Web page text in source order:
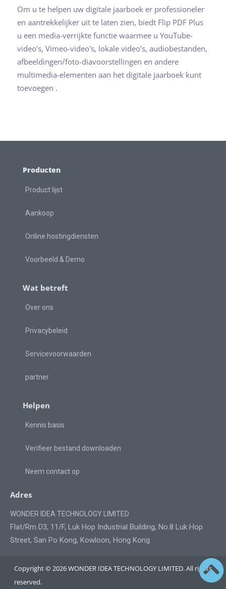
Om u te helpen uw digitale jaarboek er professioneler
en aantrekkelijker uit te laten zien, biedt Flip PDF Plus
u een media-verrijkte functie waarmee u YouTube-
video's, Vimeo-video's, lokale video's, audiobestanden,
afbeeldingen/foto-diavoorstellingen en andere
multimedia-elementen aan het digitale jaarboek kunt
toevoegen .
Producten
Product lijst
Aankoop
Online hostingdiensten
Voorbeeld & Demo
Wat betreft
Over ons
Privacybeleid
Servicevoorwaarden
partner
Helpen
Kennis basis
Verifieer bestand downloaden
Neem contact op
Adres
WONDER IDEA TECHNOLOGY LIMITED
Flat/Rm D3, 11/F, Luk Hop Industrial Building, No.8 Luk Hop
Street, San Po Kong, Kowloon, Hong Kong
Copyright © 2026 WONDER IDEA TECHNOLOGY LIMITED. All rights
reserved.